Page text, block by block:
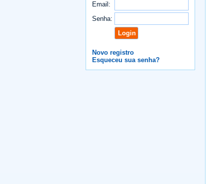
Email:
Senha:
Novo registro
Esqueceu sua senha?